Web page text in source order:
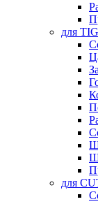
для TIG
для